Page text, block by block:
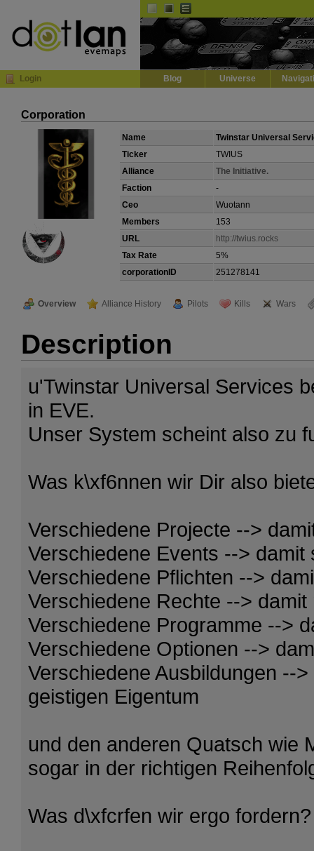
Login Blog Universe
Corporation
Name
Twinstar Universal
Ticker
TWIUS
Alliance
The Initiative.
Faction
-
Ceo
Wuotann
Members
153
URL
http://twius.rocks
Tax Rate
5%
corporationID
251278141
Overview Alliance History Pilots Kills Wars
Description
u'Twinstar Universal Services
in EVE.
Unser System scheint also zu
Was k\xf6nnen wir Dir also
Verschiedene Projecte -->
Verschiedene Events -->
Verschiedene Pflichten -->
Verschiedene Rechte -->
Verschiedene Programme -->
Verschiedene Optionen -->
Verschiedene Ausbildungen --
geistigen Eigentum
und den anderen Quatsch wie
sogar in der richtigen
Was d\xfcrfen wir ergo fordern?